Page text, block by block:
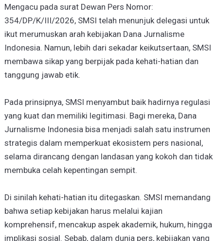
Mengacu pada surat Dewan Pers Nomor:
354/DP/K/III/2026, SMSI telah menunjuk delegasi untuk
ikut merumuskan arah kebijakan Dana Jurnalisme
Indonesia. Namun, lebih dari sekadar keikutsertaan, SMSI
membawa sikap yang berpijak pada kehati-hatian dan
tanggung jawab etik.
Pada prinsipnya, SMSI menyambut baik hadirnya regulasi
yang kuat dan memiliki legitimasi. Bagi mereka, Dana
Jurnalisme Indonesia bisa menjadi salah satu instrumen
strategis dalam memperkuat ekosistem pers nasional,
selama dirancang dengan landasan yang kokoh dan tidak
membuka celah kepentingan sempit.
Di sinilah kehati-hatian itu ditegaskan. SMSI memandang
bahwa setiap kebijakan harus melalui kajian
komprehensif, mencakup aspek akademik, hukum, hingga
implikasi sosial. Sebab, dalam dunia pers, kebijakan yang